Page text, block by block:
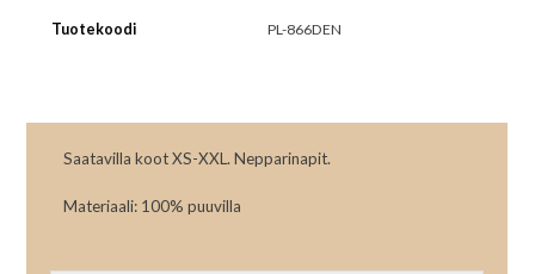
Tuotekoodi PL-866DEN
Saatavilla koot XS-XXL. Nepparinapit.
Materiaali: 100% puuvilla